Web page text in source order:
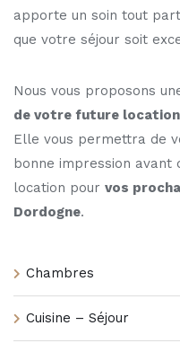
apporte un soin tout
que votre séjour soit
Nous vous proposons
de votre future location
Elle vous permettra de
bonne impression avant
location pour vos
Dordogne.
Chambres
Cuisine – Séjour